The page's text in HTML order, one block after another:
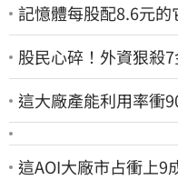
記憶體每股配8.6元
股民心碎！外資狠殺7
這大廠產能利用率
這AOI大廠市占衝上